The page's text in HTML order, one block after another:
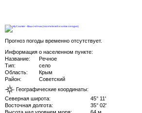
Прогноз погоды временно отсутствует.
Информация о населенном пункте:
Название:
Речное
Тип:
село
Область:
Крым
Район:
Советский
Географические координаты:
Северная широта:
45° 11'
Восточная долгота:
35° 02'